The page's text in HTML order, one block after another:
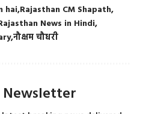
hai Rajasthan CM Shapath
News in Hindi
नौक्षम चौधरी
Newsletter